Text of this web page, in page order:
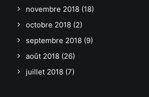
novembre 2018 (18)
octobre 2018 (2)
septembre 2018 (9)
août 2018 (26)
juillet 2018 (7)